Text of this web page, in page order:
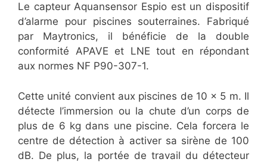
Le capteur Aquansensor Espio est un dispositif
d’alarme pour piscines souterraines. Fabriqué
par Maytronics, il bénéficie de la double
conformité APAVE et LNE tout en répondant
aux normes NF P90-307-1.
Cette unité convient aux piscines de 10 x 5 m. Il
détecte l’immersion ou la chute d’un corps de
plus de 6 kg dans une piscine. Cela forcera le
centre de détection à activer sa sirène de 100
dB. De plus, la portée de travail du détecteur